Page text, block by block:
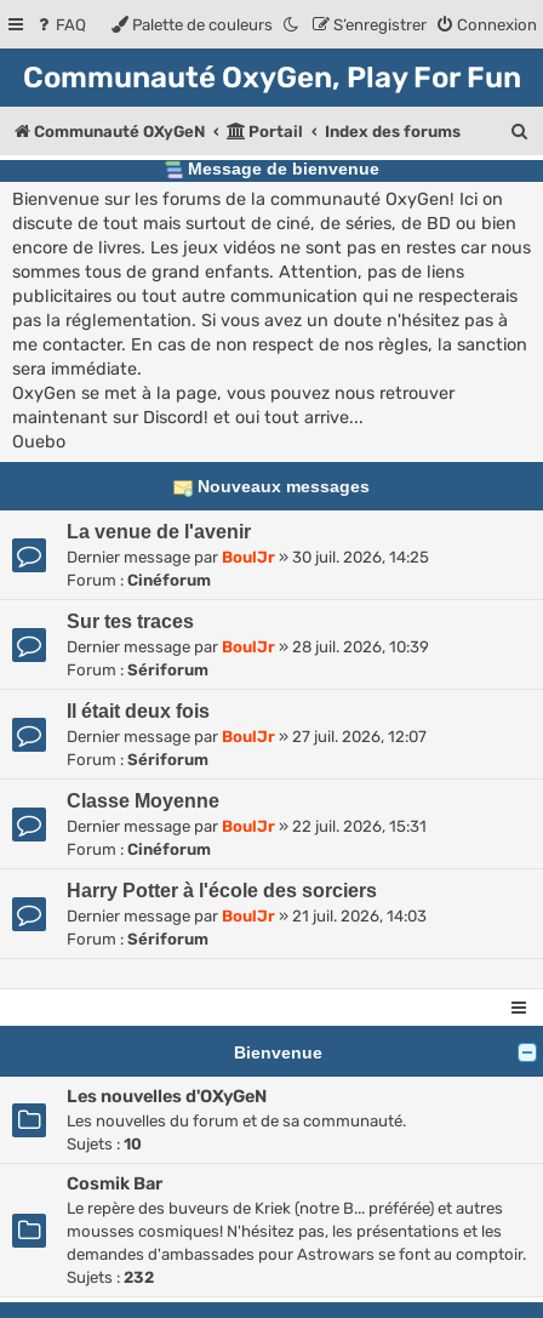
FAQ Connexion
S’enregistrer
Palette de couleurs
Communauté OxyGen, Play For Fun
Communauté OXyGeN Portail Index des forums
e
Message de bienvenue
Bienvenue sur les forums de la communauté OxyGen! Ici on
discute de tout mais surtout de ciné, de séries, de BD ou bien
encore de livres. Les jeux vidéos ne sont pas en restes car nous
sommes tous de grand enfants. Attention, pas de liens
publicitaires ou tout autre communication qui ne respecterais
pas la réglementation. Si vous avez un doute n'hésitez pas à
me contacter. En cas de non respect de nos règles, la sanction
sera immédiate.
OxyGen se met à la page, vous pouvez nous retrouver
maintenant sur Discord! et oui tout arrive...
Ouebo
Nouveaux messages
La venue de l'avenir
Dernier message par BoulJr » 30 juil. 2026, 14:25
Forum : Cinéforum
Sur tes traces
Dernier message par BoulJr » 28 juil. 2026, 10:39
Forum : Sériforum
Il était deux fois
Dernier message par BoulJr » 27 juil. 2026, 12:07
Forum : Sériforum
Classe Moyenne
Dernier message par BoulJr » 22 juil. 2026, 15:31
Forum : Cinéforum
Harry Potter à l'école des sorciers
Dernier message par BoulJr » 21 juil. 2026, 14:03
Forum : Sériforum
Bienvenue
Les nouvelles d'OXyGeN
Les nouvelles du forum et de sa communauté.
Sujets : 10
Cosmik Bar
Le repère des buveurs de Kriek (notre B... préférée) et autres
mousses cosmiques! N'hésitez pas, les présentations et les
demandes d'ambassades pour Astrowars se font au comptoir.
Sujets : 232